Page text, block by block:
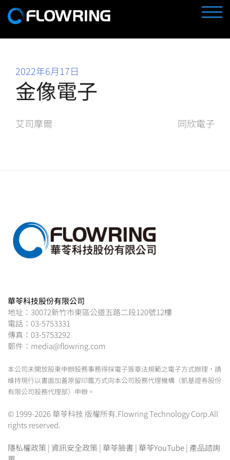
Skip
to
2022年6月17日
金像電子
文
艾司摩爾 同欣電子
華苓科技股份有限公司
地址：30072新竹市東區公道五路二段120號12樓
電話：03-5753331
傳真：03-5753292
郵件：media@flowring.com
本公司未開放股東申辦股務事務得採電子簽章法規範之電子方式辦理，請
維持現行以書面加蓋原留印鑑方式向本公司股務代理機構（凱基證券股份
有限公司股務代理部）申辦。
© 1999-2026 華苓科技 版權所有.Flowring Technology Corp.All
rights reserved.
隱私權政策 | 資訊安全政策 | 華苓臉書 | 華苓YouTube| 產品諮詢